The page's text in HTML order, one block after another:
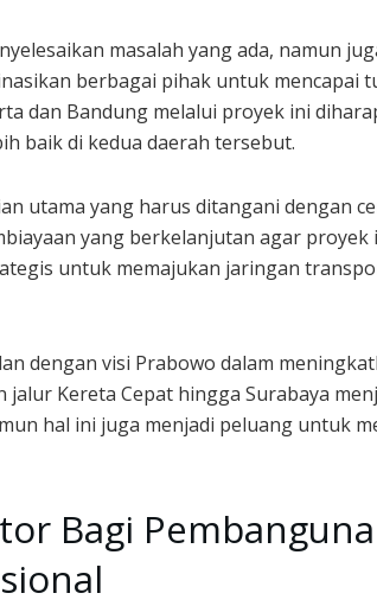
masalah yang ada, namun
berbagai pihak untuk mencapai
dan Bandung melalui proyek ini
baik di kedua daerah tersebut.
utama yang harus ditangani dengan
yang berkelanjutan agar
untuk memajukan jaringan
dengan visi Prabowo dalam
jalur Kereta Cepat hingga Surabaya
hal ini juga menjadi peluang untuk
Bagi